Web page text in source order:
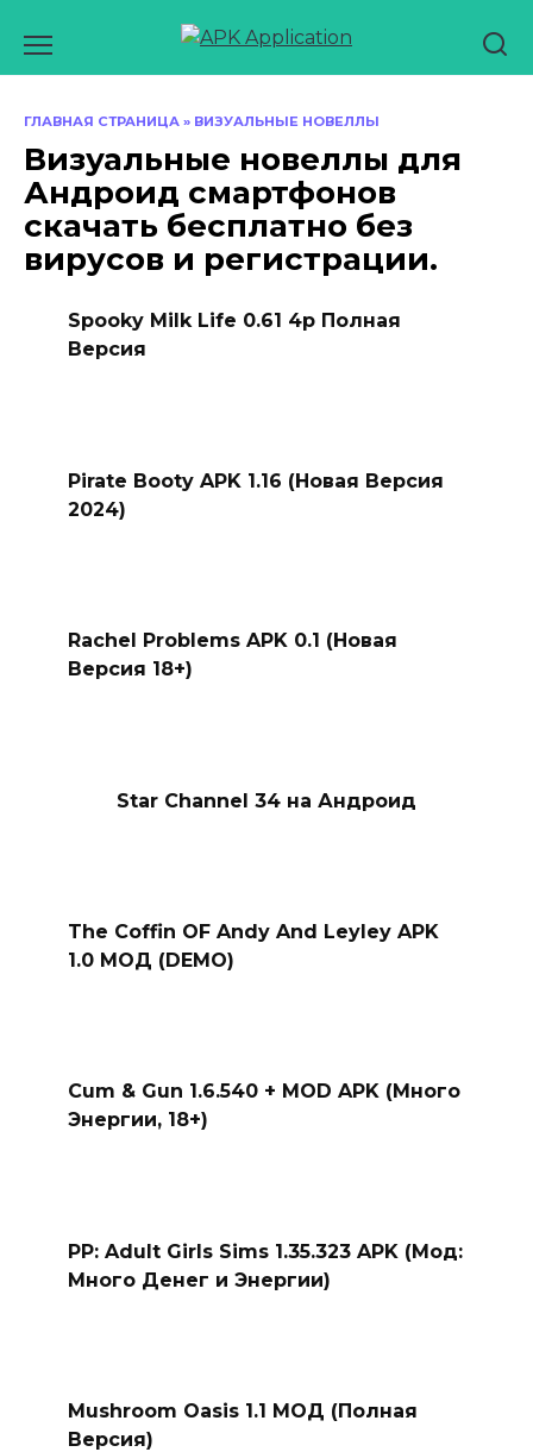
содержанию
ГЛАВНАЯ СТРАНИЦА » ВИЗУАЛЬНЫЕ НОВЕЛЛЫ
Визуальные новеллы для
Андроид смартфонов
скачать бесплатно без
вирусов и регистрации.
Spooky Milk Life 0.61 4p Полная
Версия
Pirate Booty APK 1.16 (Новая Версия
2024)
Rachel Problems APK 0.1 (Новая
Версия 18+)
Star Channel 34 на Андроид
The Coffin OF Andy And Leyley APK
1.0 МОД (DEMO)
Cum & Gun 1.6.540 + MOD APK (Много
Энергии, 18+)
PP: Adult Girls Sims 1.35.323 APK (Мод:
Много Денег и Энергии)
Mushroom Oasis 1.1 МОД (Полная
Версия)